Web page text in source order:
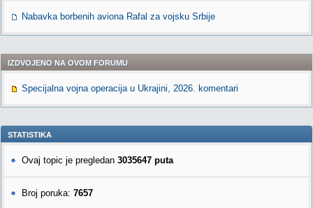
Nabavka borbenih aviona Rafal za vojsku Srbije
IZDVOJENO NA OVOM FORUMU
Specijalna vojna operacija u Ukrajini, 2026. komentari
STATISTIKA
Ovaj topic je pregledan 3035647 puta
Broj poruka: 7657